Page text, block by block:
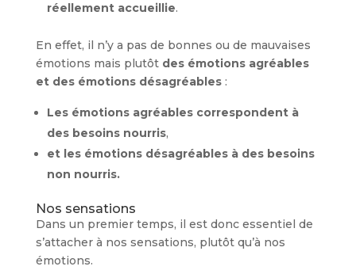
réellement accueillie.
En effet, il n’y a pas de bonnes ou de mauvaises
émotions mais plutôt des émotions agréables
et des émotions désagréables:
Les émotions agréables correspondent à
des besoins nourris,
et les émotions désagréables à des besoins
non nourris.
Nos sensations
Dans un premier temps, il est donc essentiel de
s’attacher à nos sensations, plutôt qu’à nos
émotions.